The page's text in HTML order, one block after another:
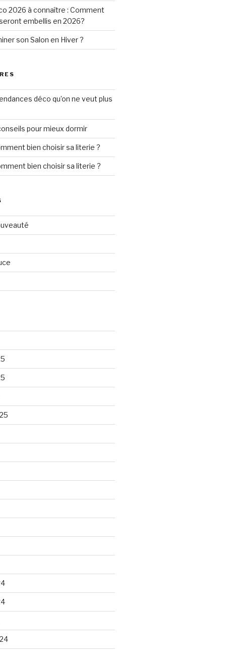
2026 à connaître : Comment
embellis en 2026?
son Salon en Hiver ?
déco qu’on ne veut plus
pour mieux dormir
bien choisir sa literie ?
bien choisir sa literie ?